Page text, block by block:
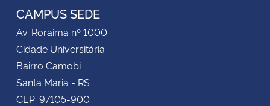
CAMPUS SEDE
Av. Roraima nº 1000
Cidade Universitária
Bairro Camobi
Santa Maria - RS
CEP: 97105-900